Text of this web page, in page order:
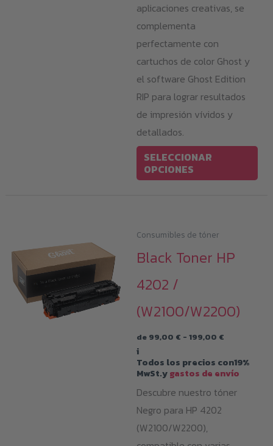
aplicaciones creativas, se
complementa
perfectamente con
cartuchos de color Ghost y
el software Ghost Edition
RIP para lograr resultados
de impresión vívidos y
detallados.
SELECCIONAR
OPCIONES
Consumibles de tóner
Black Toner HP
4202 /
(W2100/W2200)
de 99,00 € - 199,00 €
desde
99,00 €
199,00 €
i
Todos los precios con19%
MwSt.ygastos de envío
Descubre nuestro tóner
Negro para HP 4202
(W2100/W2200),